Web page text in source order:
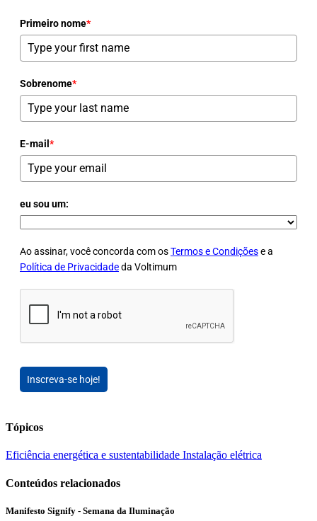
Primeiro nome*
Sobrenome*
E-mail *
eu sou um:
Ao assinar, você concorda com osTermos e Condiçõese a
Política de Privacidadeda Voltimum
Inscreva-se hoje!
Tópicos
Eficiência energética e sustentabilidade Instalação elétrica
Conteúdos relacionados
Manifesto Signify - Semana da Iluminação